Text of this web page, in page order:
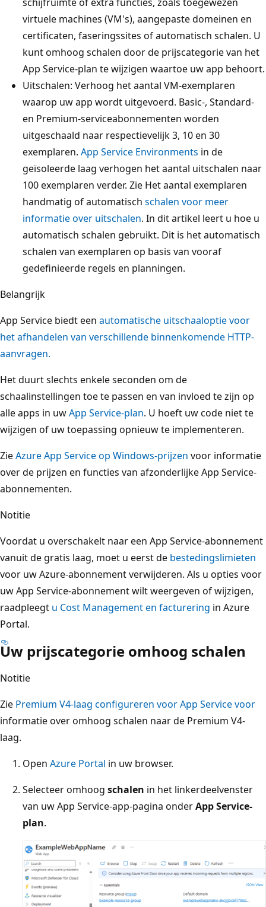
virtuele machines (VM's), aangepaste domeinen en
certificaten, faseringssites of automatisch schalen. U
kunt omhoog schalen door de prijscategorie van het
App Service-plan te wijzigen waartoe uw app behoort.
Uitschalen: Verhoog het aantal VM-exemplaren
waarop uw app wordt uitgevoerd. Basic-, Standard-
en Premium-serviceabonnementen worden
uitgeschaald naar respectievelijk 3, 10 en 30
exemplaren. App Service Environments in de
geïsoleerde laag verhogen het aantal uitschalen naar
100 exemplaren verder. Zie Het aantal exemplaren
handmatig of automatisch schalen voor meer
informatie over uitschalen. In dit artikel leert u hoe u
automatisch schalen gebruikt. Dit is het automatisch
schalen van exemplaren op basis van vooraf
gedefinieerde regels en planningen.
Belangrijk
App Service biedt een automatische uitschaaloptie voor
het afhandelen van verschillende binnenkomende HTTP-
aanvragen.
Het duurt slechts enkele seconden om de
schaalinstellingen toe te passen en van invloed te zijn op
alle apps in uwApp Service-plan. U hoeft uw code niet te
wijzigen of uw toepassing opnieuw te implementeren.
ZieAzure App Service op Windows-prijzen voor informatie
over de prijzen en functies van afzonderlijke App Service-
abonnementen.
Notitie
Voordat u overschakelt naar een App Service-abonnement
vanuit de gratis laag, moet u eerst de bestedingslimieten
voor uw Azure-abonnement verwijderen. Als u opties voor
uw App Service-abonnement wilt weergeven of wijzigen,
raadpleegt u Cost Management en facturering in Azure
Portal.
Uw prijscategorie omhoog schalen
Notitie
Zie Premium V4-laag configureren voor App Service voor
informatie over omhoog schalen naar de Premium V4-
laag.
Open Azure Portal in uw browser.
Selecteer omhoog schalen in het linkerdeelvenster
van uw App Service-app-pagina onderApp Service-
plan.